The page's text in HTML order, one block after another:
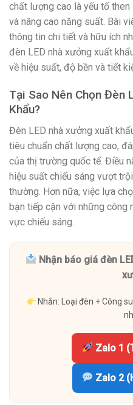
chất lượng cao là yếu tố
và nâng cao năng suất. Bài
thông tin chi tiết và hữu ích
đèn LED nhà xưởng xuất
về hiệu suất, độ bền và tiết
Tại Sao Nên Chọn Đèn
Khẩu?
Đèn LED nhà xưởng xuất
tiêu chuẩn chất lượng cao,
của thị trường quốc tế. Điều
hiệu suất chiếu sáng vượt
thường. Hơn nữa, việc lựa
bạn tiếp cận với những công
vực chiếu sáng.
Nhận báo giá đèn
Nhắn: Loại đèn + Công
Zalo 1
Zalo 2